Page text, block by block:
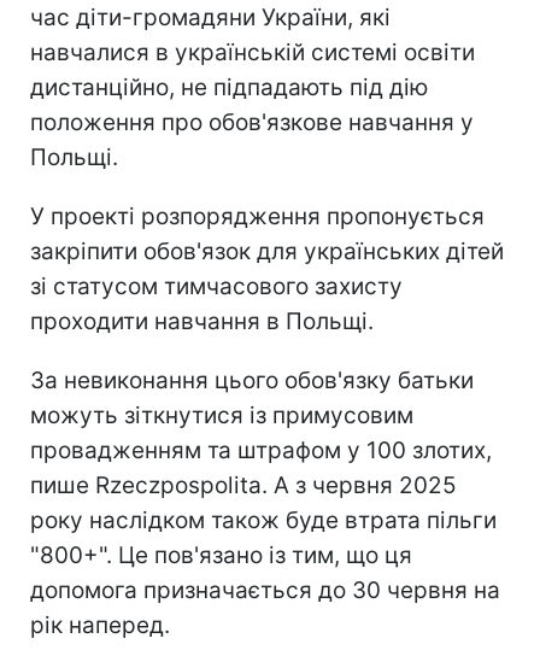
час діти-громадяни України, які
навчалися в українській системі освіти
дистанційно, не підпадають під дію
положення про обов'язкове навчання у
Польщі.
У проекті розпорядження пропонується
закріпити обов'язок для українських дітей
зі статусом тимчасового захисту
проходити навчання в Польщі.
За невиконання цього обов'язку батьки
можуть зіткнутися із примусовим
провадженням та штрафом у 100 злотих,
пише Rzeczpospolita. А з червня 2025
року наслідком також буде втрата пільги
"800+". Це пов'язано із тим, що ця
допомога призначається до 30 червня на
рік наперед.